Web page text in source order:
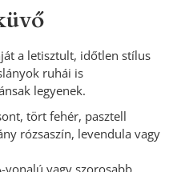
a letisztult, időtlen stílus
ruhái is
legyenek.
tört fehér, pasztell
rózsaszín, levendula vagy